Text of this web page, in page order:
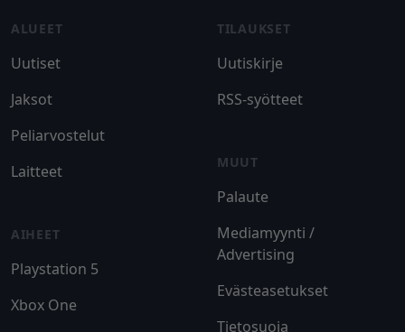
ALUEET
Uutiset
Jaksot
Peliarvostelut
Laitteet
AIHEET
Playstation 5
Xbox One
TILAUKSET
Uutiskirje
RSS-syötteet
MUUT
Palaute
Mediamyynti /
Advertising
Evästeasetukset
Tietosuoja